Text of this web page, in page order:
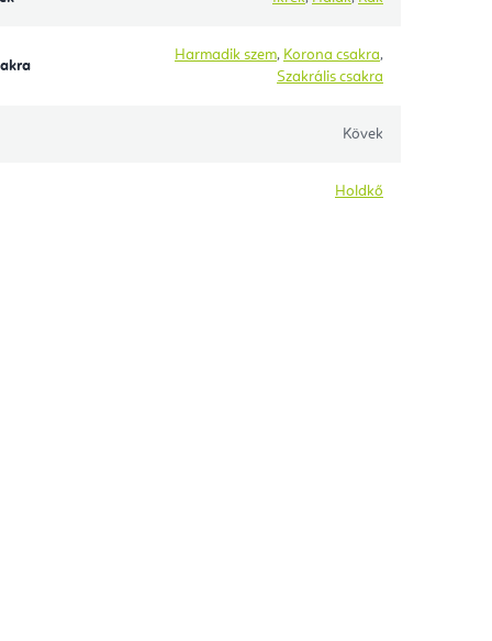
Harmadik szem, Korona csakra,
Szakrális csakra
Kövek
Holdkő